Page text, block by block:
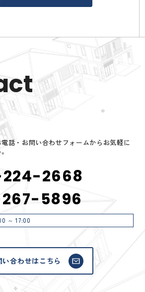
話・お問い合わせフォームからお気軽に
2668
5896
～ 17:00
い合わせはこちら